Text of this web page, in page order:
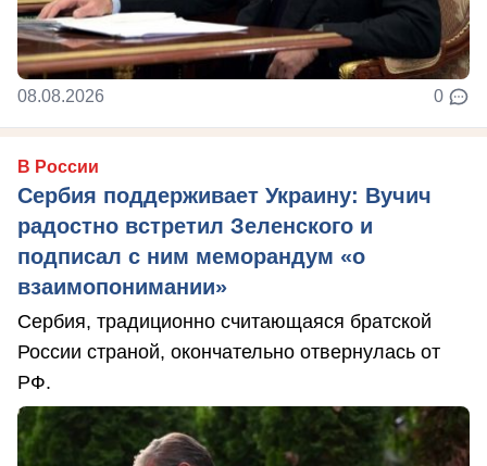
08.08.2026 0
В России
Сербия поддерживает Украину: Вучич
радостно встретил Зеленского и
подписал с ним меморандум «о
взаимопонимании»
Сербия, традиционно считающаяся братской
России страной, окончательно отвернулась от
РФ.